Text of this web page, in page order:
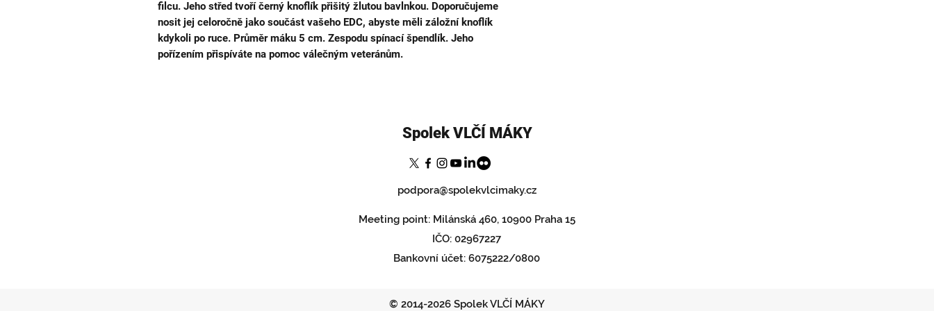
filcu. Jeho střed tvoří černý knoflík přišitý žlutou bavlnkou. Doporučujeme
nosit jej celoročně jako součást vašeho EDC, abyste měli záložní knoflík
kdykoli po ruce. Průměr máku 5 cm. Zespodu spínací špendlík. Jeho
pořízením přispíváte na pomoc válečným veteránům.
Spolek VLČÍ MÁKY
podpora@spolekvlcimaky.cz
Meeting point: Milánská 460, 10900 Praha 15
IČO: 02967227
Bankovní účet: 6075222/0800
© 2014-2026 Spolek VLČÍ MÁKY